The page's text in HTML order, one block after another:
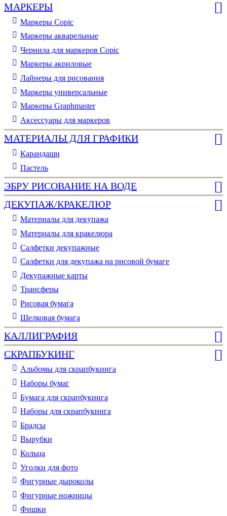
МАРКЕРЫ
Маркеры Copic
Маркеры акварельные
Чернила для маркеров Copic
Маркеры акриловые
Лайнеры для рисования
Маркеры универсальные
Маркеры Graphmaster
Аксессуары для маркеров
МАТЕРИАЛЫ ДЛЯ ГРАФИКИ
Карандаши
Пастель
ЭБРУ РИСОВАНИЕ НА ВОДЕ
ДЕКУПАЖ/КРАКЕЛЮР
Материалы для декупажа
Материалы для кракелюра
Cалфетки декупажные
Салфетки для декупажа на рисовой бумаге
Декупажные карты
Трансферы
Рисовая бумага
Шелковая бумага
КАЛЛИГРАФИЯ
СКРАПБУКИНГ
Альбомы для скрапбукинга
Наборы бумаг
Бумага для скрапбукинга
Наборы для скрапбукинга
Брадсы
Вырубки
Кольца
Уголки для фото
Фигурные дыроколы
Фигурные ножницы
Фишки